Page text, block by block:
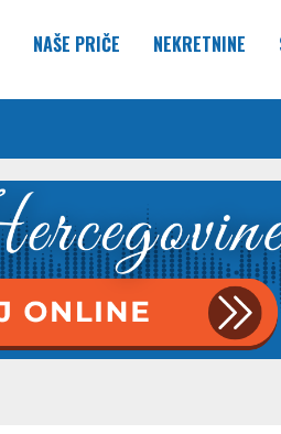
NAŠE PRIČE NEKRETNINE